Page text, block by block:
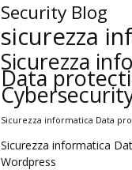
Security Blog
sicurezza
Sicurezza
Data
Sicurezza informatica Data
Sicurezza informatica
Wordpress